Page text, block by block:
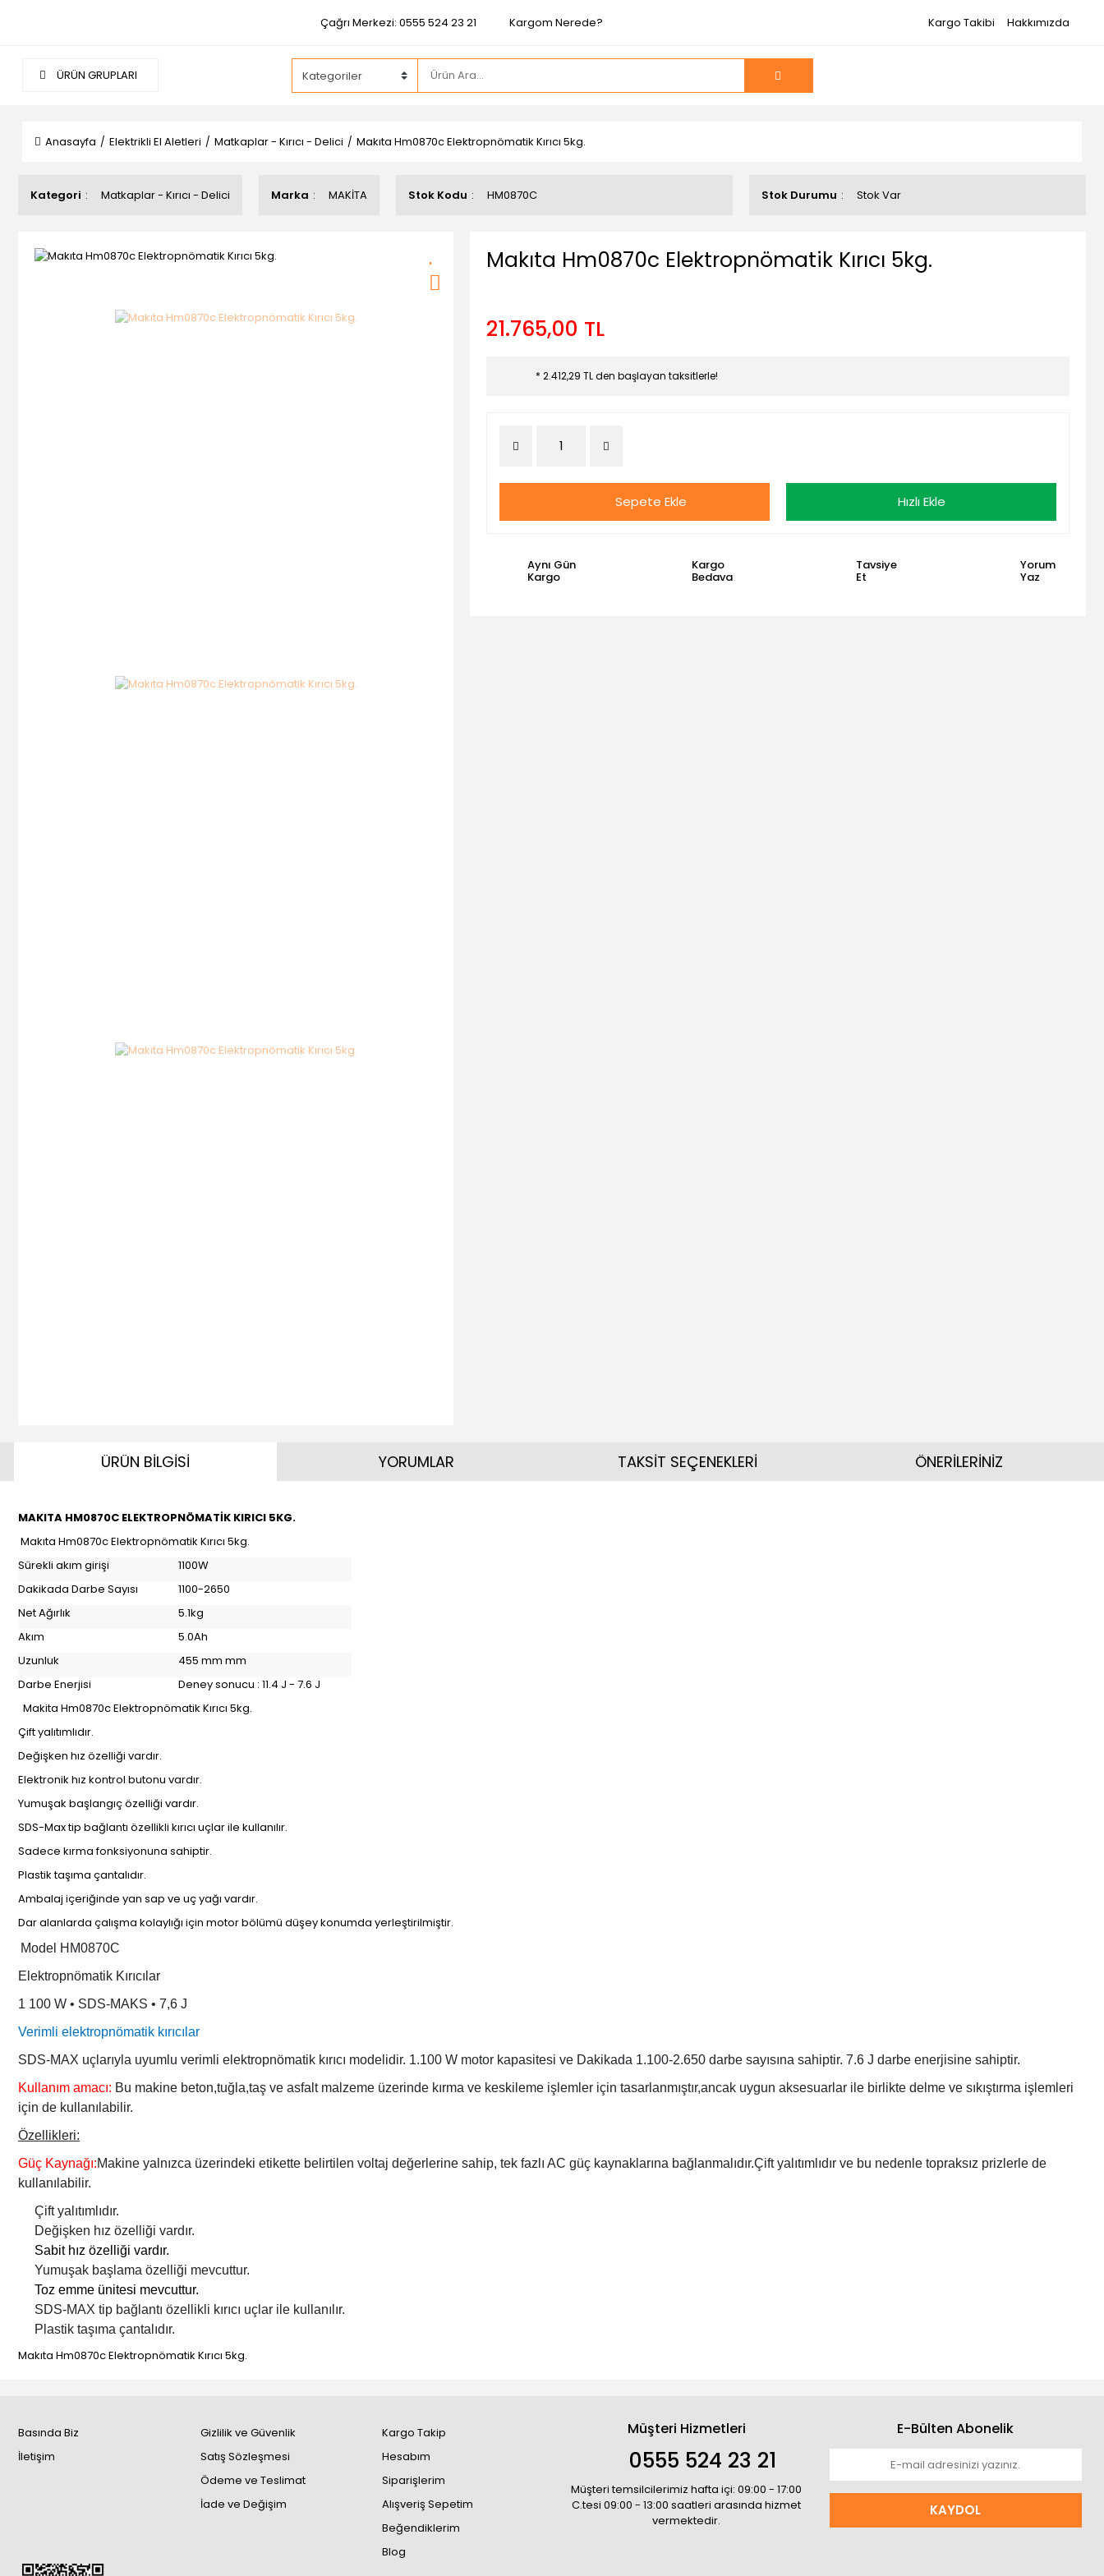
Çağrı Merkezi: 0555 524 23 21 Kargom Nerede? Kargo Takibi Hakkımızda
ÜRÜN GRUPLARI
Anasayfa Elektrikli El Aletleri Matkaplar - Kırıcı - Delici Makıta Hm0870c Elektropnömatik Kırıcı 5kg.
Kategori Matkaplar - Kırıcı - Delici Marka MAKİTA Stok Kodu HM0870C Stok Durumu Stok Var
Makıta Hm0870c Elektropnömatik Kırıcı 5kg.
21.765,00 TL
* 2.412,29 TL den başlayan taksitlerle!
Sepete Ekle Hızlı Ekle
Aynı Gün
Kargo
Kargo
Bedava
Tavsiye
Et
Yorum
Yaz
ÜRÜN BİLGİSİ
MAKITA HM0870C ELEKTROPNÖMATİK KIRICI 5KG.
Makıta Hm0870c Elektropnömatik Kırıcı 5kg.
Sürekli akım girişi
1100W
Dakikada Darbe Sayısı
1100-2650
Net Ağırlık
5.1kg
Akım
5.0Ah
Uzunluk
455 mm mm
Darbe Enerjisi
Deney sonucu : 11.4 J - 7.6 J
Makita Hm0870c Elektropnömatik Kırıcı 5kg.
Çift yalıtımlıdır.
Değişken hız özelliği vardır.
Elektronik hız kontrol butonu vardır.
Yumuşak başlangıç özelliği vardır.
SDS-Max tip bağlantı özellikli kırıcı uçlar ile kullanılır.
Sadece kırma fonksiyonuna sahiptir.
Plastik taşıma çantalıdır.
Ambalaj içeriğinde yan sap ve uç yağı vardır.
Dar alanlarda çalışma kolaylığı için motor bölümü düşey konumda yerleştirilmiştir.
Model HM0870C
Elektropnömatik Kırıcılar
1 100 W • SDS-MAKS • 7,6 J
Verimli elektropnömatik kırıcılar
SDS-MAX uçlarıyla uyumlu verimli elektropnömatik kırıcı modelidir. 1.100 W motor kapasitesi ve Dakikada 1.100-2.650 darbe sayısına sahiptir. 7.6 J darbe enerjisine sahiptir.
Kullanım amacı: Bu makine beton,tuğla,taş ve asfalt malzeme üzerinde kırma ve keskileme işlemler için tasarlanmıştır,ancak uygun aksesuarlar ile birlikte delme ve sıkıştırma işlemleri
için de kullanılabilir.
Özellikleri:
Güç Kaynağı:Makine yalnızca üzerindeki etikette belirtilen voltaj değerlerine sahip, tek fazlı AC güç kaynaklarına bağlanmalıdır.Çift yalıtımlıdır ve bu nedenle topraksız prizlerle de
kullanılabilir.
Çift yalıtımlıdır.
Değişken hız özelliği vardır.
Sabit hız özelliği vardır.
Yumuşak başlama özelliği mevcuttur.
Toz emme ünitesi mevcuttur.
SDS-MAX tip bağlantı özellikli kırıcı uçlar ile kullanılır.
Plastik taşıma çantalıdır.
Makıta Hm0870c Elektropnömatik Kırıcı 5kg.
YORUMLAR TAKSİT SEÇENEKLERİ ÖNERİLERİNİZ
Basında Biz
İletişim
Gizlilik ve Güvenlik
Satış Sözleşmesi
Ödeme ve Teslimat
İade ve Değişim
Kargo Takip
Hesabım
Siparişlerim
Alışveriş Sepetim
Beğendiklerim
Blog
Müşteri Hizmetleri
0555 524 23 21
Müşteri temsilcilerimiz hafta içi: 09:00 - 17:00
C.tesi 09:00 - 13:00 saatleri arasında hizmet
vermektedir.
E-Bülten Abonelik
KAYDOL